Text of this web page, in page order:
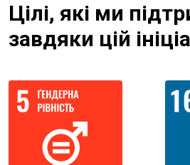
Цілі, які ми
завдяки цій